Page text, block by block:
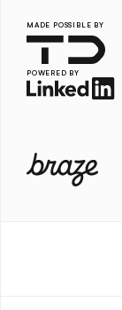
MADE POSSIBLE BY
POWERED BY